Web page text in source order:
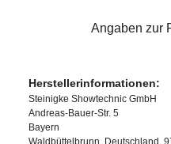
Angaben zur
Herstellerinformationen:
Steinigke Showtechnic GmbH
Andreas-Bauer-Str. 5
Bayern
Waldbüttelbrunn, Deutschland,